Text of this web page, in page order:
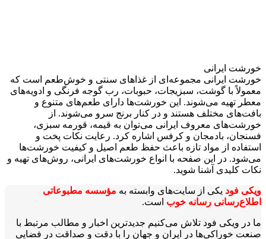
خورشت ایرانی
خورشت ایرانی مجموعه‌ای از غذاهای سنتی و خوش‌طعم است که
معمولاً با گوشت، سبزیجات، حبوبات، رب گوجه فرنگی و ادویه‌های
معطر تهیه می‌شوند. این خورشت‌ها دارای طعم‌های متنوع و
بافت‌های مختلف هستند و در کنار برنج سرو می‌شوند. از
خورشت‌های معروف ایرانی می‌توان به قیمه، قورمه سبزی،
فسنجان، بادمجان و کرفس اشاره کرد. رعایت نکات پخت و
استفاده از مواد تازه باعث حفظ طعم اصیل و کیفیت خورشت‌ها
می‌شود. در این صفحه با انواع خورشت‌های ایرانی، روش‌های تهیه و
نکات کلیدی آشنا شوید.
ویکی‌ فود یکی از سایت‌های وابسته به مؤسسه مطبوعاتی
اطلاع‌رسانی رسانه خوب است.
ما در ویکی‌ فود تلاش می‌کنیم جدیدترین اخبار و مطالب مرتبط با
صنعت خوراکی‌ها در ایران و جهان را با دقت و صداقت در فضایی